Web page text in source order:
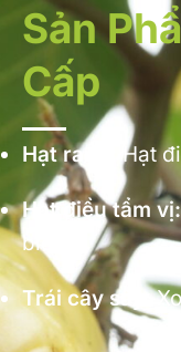
Sản
Cấp
Hạt rang: Hạt
Hạt điều tẩm vị:
biển,…
Trái cây sấy: